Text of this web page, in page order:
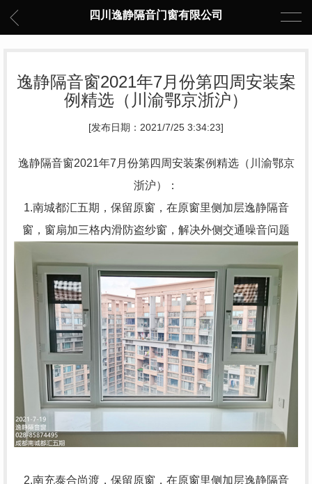
四川逸静隔音门窗有限公司
逸静隔音窗2021年7月份第四周安装案
例精选（川渝鄂京浙沪）
[发布日期：2021/7/25 3:34:23]
逸静隔音窗2021年7月份第四周安装案例精选（川渝鄂京
浙沪）：
1.南城都汇五期，保留原窗，在原窗里侧加层逸静隔音
窗，窗扇加三格内滑防盗纱窗，解决外侧交通噪音问题
2.南充泰合尚渡，保留原窗，在原窗里侧加层逸静隔音